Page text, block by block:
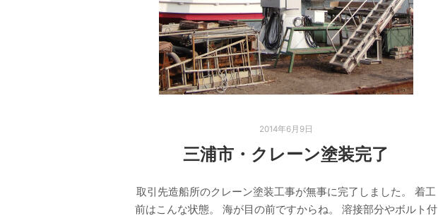
2014年6月9日
三浦市・クレーン塗装完了
取引先造船所のクレーン塗装工事が無事に完了しました。 着工
前はこんな状態。 海が目の前ですからね。 溶接部分やボルト付